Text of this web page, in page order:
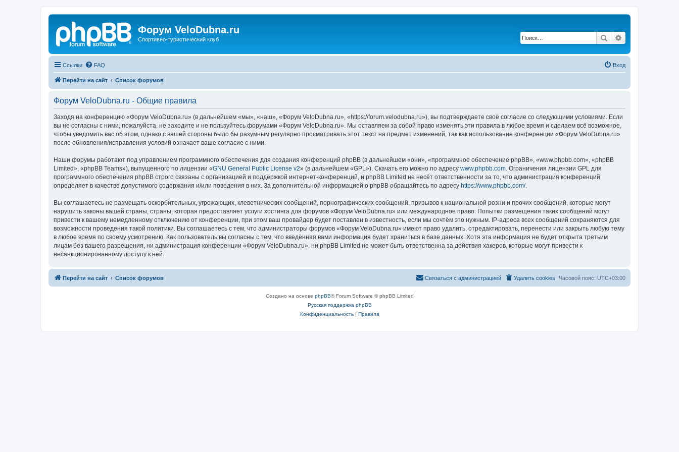
Форум VeloDubna.ru
Спортивно-туристический клуб Поиск
Ссылки FAQ Вход
Перейти на сайт Список форумов
Форум VeloDubna.ru - Общие правила
Заходя на конференцию «Форум VeloDubna.ru» (в дальнейшем «мы», «наш», «Форум VeloDubna.ru», «https://forum.velodubna.ru»), вы подтверждаете своё согласие со следующими условиями. Если
вы не согласны с ними, пожалуйста, не заходите и не пользуйтесь форумами «Форум VeloDubna.ru». Мы оставляем за собой право изменять эти правила в любое время и сделаем всё возможное,
чтобы уведомить вас об этом, однако с вашей стороны было бы разумным регулярно просматривать этот текст на предмет изменений, так как использование конференции «Форум VeloDubna.ru»
после обновления/исправления условий означает ваше согласие с ними.
Наши форумы работают под управлением программного обеспечения для создания конференций phpBB (в дальнейшем «они», «программное обеспечение phpBB», «www.phpbb.com», «phpBB
Limited», «phpBB Teams»), выпущенного по лицензии «GNU General Public License v2» (в дальнейшем «GPL»). Скачать его можно по адресу www.phpbb.com . Ограничения лицензии GPL для
программного обеспечения phpBB строго связаны с организацией и поддержкой интернет-конференций, и phpBB Limited не несёт ответственности за то, что администрация конференций
определяет в качестве допустимого содержания и/или поведения в них. За дополнительной информацией о phpBB обращайтесь по адресу https://www.phpbb.com/.
Вы соглашаетесь не размещать оскорбительных, угрожающих, клеветнических сообщений, порнографических сообщений, призывов к национальной розни и прочих сообщений, которые могут
нарушить законы вашей страны, страны, которая предоставляет услуги хостинга для форумов «Форум VeloDubna.ru» или международное право. Попытки размещения таких сообщений могут
привести к вашему немедленному отключению от конференции, при этом ваш провайдер будет поставлен в известность, если мы сочтём это нужным. IP-адреса всех сообщений сохраняются для
возможности проведения такой политики. Вы соглашаетесь с тем, что администраторы форумов «Форум VeloDubna.ru» имеют право удалить, отредактировать, перенести или закрыть любую тему
в любое время по своему усмотрению. Как пользователь вы согласны с тем, что введённая вами информация будет храниться в базе данных. Хотя эта информация не будет открыта третьим
лицам без вашего разрешения, ни администрация конференции «Форум VeloDubna.ru», ни phpBB Limited не может быть ответственна за действия хакеров, которые могут привести к
несанкционированному доступу к ней.
Перейти на сайт Список форумов Часовой пояс: UTC+03:00
Удалить cookies
Связаться с администрацией
Создано на основе phpBB® Forum Software © phpBB Limited
Русская поддержка phpBB
Конфиденциальность| Правила